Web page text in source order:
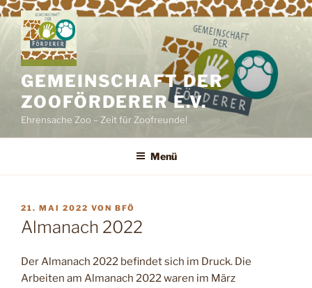
Zum
Inhalt
springen
GEMEINSCHAFT DER
ZOOFÖRDERER E.V.
Ehrensache Zoo – Zeit für Zoofreunde!
Menü
VERÖFFENTLICHT
AM
21. MAI 2022 VON BFÖ
Almanach 2022
Der Almanach 2022 befindet sich im Druck. Die
Arbeiten am Almanach 2022 waren im März